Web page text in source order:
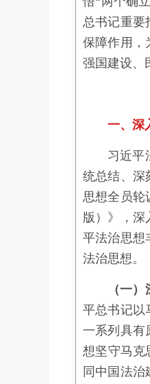
总书记重要
保障作用，
强国建设、
一、深
习近平
统总结、深
思想全员轮
版）》，深
平法治思想
法治思想。
（一
平总书记以
一系列具有
想坚守马克
同中国法